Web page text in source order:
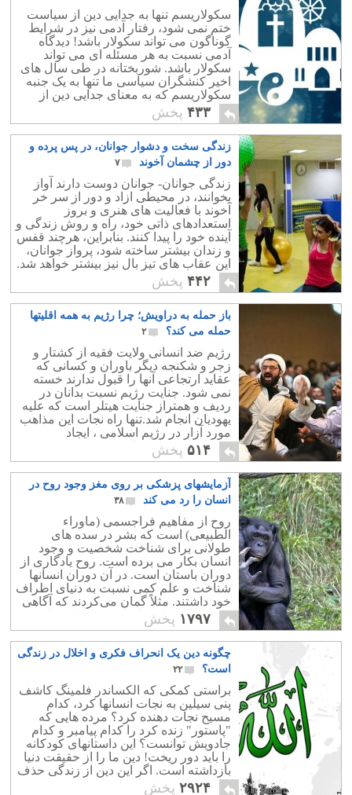
سکولاریسم تنها به جدایی دین از سیاست
ختم نمی شود، رفتار آدمی نیز در شرایط
گوناگون می تواند سکولار باشد! دیدگاه
آدمی نسبت به هر مسئله ای می تواند
سکولار باشد. شوربختانه در طی سال های
اخیر کنشگران سیاسی ما تنها به یک جنبه
سکولاریسم که به معنای جدایی دین از
سیاست است پرداخته اند که تعریفی ناقص
می باشد.
۴۳۳ پخش
زندگی سخت و دشوار جوانان، در پس پرده و
دور از چشمان آخوند
۷
زندگی جوانان- جوانان دوست دارند آواز
بخوانند، در محیطی ازاد و دور از سر خر
آخوند با فعالیت های هنری و بروز
استعدادهای ذاتی خود، راه و روش زندگی و
آینده خود را پیدا کنند. بنابراین، هرچند قفس
و زندان بیشتر ساخته شود، پرواز جوانان،
این عقاب های تیز بال نیز بیشتر خواهد شد.
۴۴۲ پخش
باز حمله به دراویش؛ چرا رژیم به همه اقلیتها
حمله می کند؟
۲
رژیم ضد انسانی ولایت فقیه از کشتار و
زجر و شکنجه دیگر باوران و کسانی که
عقاید ارتجاعی آنها را قبول ندارند خسته
نمی شود. جنایت رژیم نسبت بدانان در
ردیف و همتراز جنایت هیتلر است که علیه
یهودیان انجام شد.تنها راه نجات این مذاهب
مورد آزار در رژیم اسلامی ، ایجاد
سکولاریسم و برقراری حقوق مساوی
شهروندی است
۵۱۴ پخش
آزمایشهای پزشکی بر روی مغز وجود روح در
انسان را رد می کند
۳۸
روح از مفاهیم فراجسمی (ماوراء
الطبیعی) است که بشر در سده های
طولانی برای شناخت شخصیت و وجود
انسان بکار می برده است. روح یادگاری از
دوران باستان است. در آن دوران انسانها
شناخت و علم کمی نسبت به دنیای اطراف
خود داشتند. مثلاً گمان می‌کردند که آگاهی
که یکی از عوامل اصلی رفتارهای ماست
چون نادیدنی است،
۱۷۹۷ پخش
چگونه دین یک انحراف فکری و اخلال در زندگی
است؟
۲۲
براستی کمکی که الکساندر فلمینگ کاشف
پنی سیلین به نجات انسانها کرد، کدام
مسیح نجات دهنده کرد؟ مرده هایی که
"پاستور" زنده کرد را کدام پیامبر و کدام
جادویش توانست؟ این داستانهای کودکانه
را باید دور ریخت! دین ما را از حقیقت دنیا
بازداشته است. اگر این دین از زندگی حذف
شود و بجایش انسانیت و همزیستی بر
۲۹۲۴ پخش